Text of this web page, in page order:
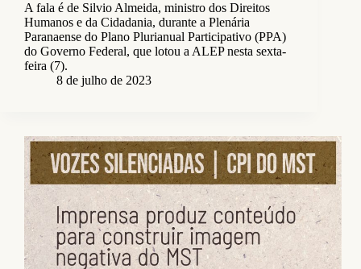
A fala é de Silvio Almeida, ministro dos Direitos
Humanos e da Cidadania, durante a Plenária
Paranaense do Plano Plurianual Participativo (PPA)
do Governo Federal, que lotou a ALEP nesta sexta-
feira (7).
8 de julho de 2023